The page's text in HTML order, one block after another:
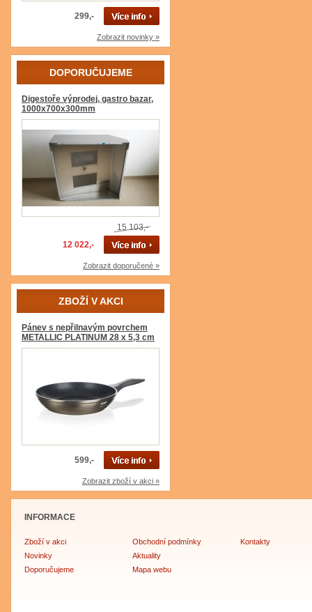
299,-
Zobrazit novinky »
DOPORUČUJEME
Digestoře výprodej, gastro bazar,
1000x700x300mm
15 103,-
12 022,-
Zobrazit doporučené »
ZBOŽÍ V AKCI
Pánev s nepřilnavým povrchem
METALLIC PLATINUM 28 x 5,3 cm
599,-
Zobrazit zboží v akci »
INFORMACE
Zboží v akci
Novinky
Doporučujeme
Obchodní podmínky
Aktuality
Mapa webu
Kontakty